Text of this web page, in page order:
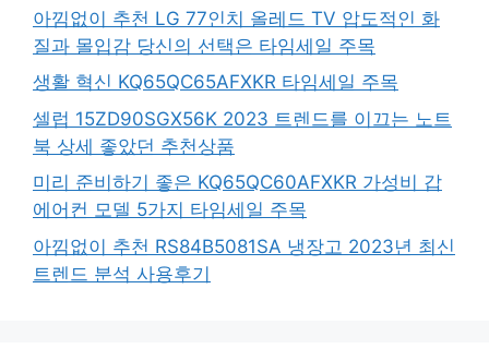
아낌없이 추천 LG 77인치 올레드 TV 압도적인 화
질과 몰입감 당신의 선택은 타임세일 주목
생활 혁신 KQ65QC65AFXKR 타임세일 주목
셀럽 15ZD90SGX56K 2023 트렌드를 이끄는 노트
북 상세 좋았던 추천상품
미리 준비하기 좋은 KQ65QC60AFXKR 가성비 갑
에어컨 모델 5가지 타임세일 주목
아낌없이 추천 RS84B5081SA 냉장고 2023년 최신
트렌드 분석 사용후기